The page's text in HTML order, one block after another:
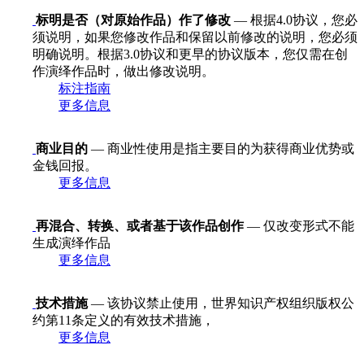
标明是否（对原始作品）作了修改 — 根据4.0协议，您必
须说明，如果您修改作品和保留以前修改的说明，您必须
明确说明。根据3.0协议和更早的协议版本，您仅需在创
作演绎作品时，做出修改说明。
标注指南
更多信息
商业目的 — 商业性使用是指主要目的为获得商业优势或
金钱回报。
更多信息
再混合、转换、或者基于该作品创作— 仅改变形式不能
生成演绎作品
更多信息
技术措施— 该协议禁止使用，世界知识产权组织版权公
约第11条定义的有效技术措施，
更多信息